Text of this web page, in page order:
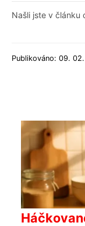
Našli jste v článku
Publikováno: 09.